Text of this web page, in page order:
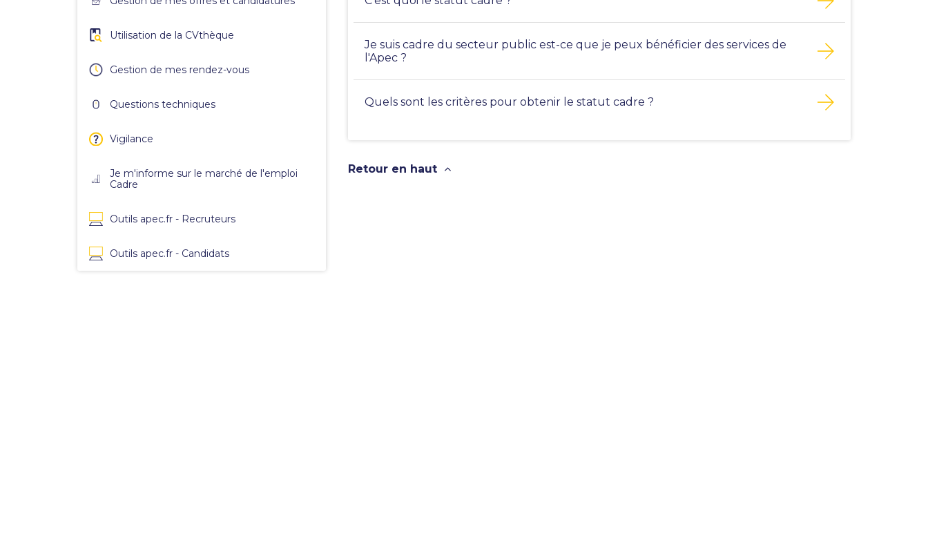
Utilisation de la CVthèque
Gestion de mes rendez-vous
Questions techniques
Vigilance
Je m'informe sur le marché de l'emploi
Cadre
Outils apec.fr - Recruteurs
Outils apec.fr - Candidats
Je suis cadre du secteur public est-ce que je peux bénéficier des services de
l'Apec ?
Quels sont les critères pour obtenir le statut cadre ?
Retour en haut